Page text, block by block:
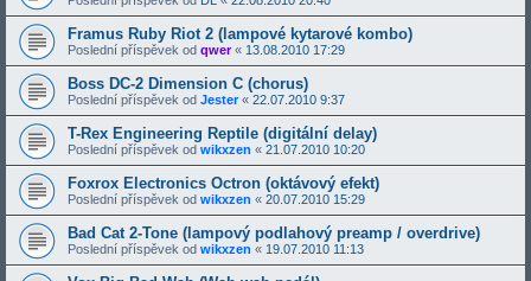
Framus Ruby Riot 2 (lampové kytarové kombo)
Poslední příspěvek od qwer« 13.08.2010 17:29
Boss DC-2 Dimension C (chorus)
Poslední příspěvek od Jester« 22.07.2010 9:37
T-Rex Engineering Reptile (digitální delay)
Poslední příspěvek od wikxzen « 21.07.2010 10:20
Foxrox Electronics Octron (oktávový efekt)
Poslední příspěvek od wikxzen « 20.07.2010 15:29
Bad Cat 2-Tone (lampový podlahový preamp / overdrive)
Poslední příspěvek od wikxzen « 19.07.2010 11:13